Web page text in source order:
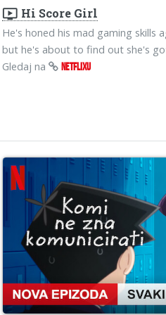
ondemand_video Hi Score Girl
He's honed his mad gaming skills
but he's about to find out she's
Gledaj na
NETFLIXU